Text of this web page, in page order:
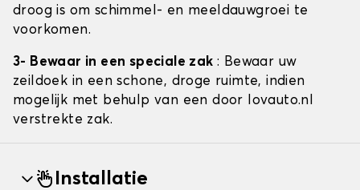
droog is om schimmel- en meeldauwgroei te
voorkomen.
3- Bewaar in een speciale zak : Bewaar uw
zeildoek in een schone, droge ruimte, indien
mogelijk met behulp van een door lovauto.nl
verstrekte zak.
Installatie